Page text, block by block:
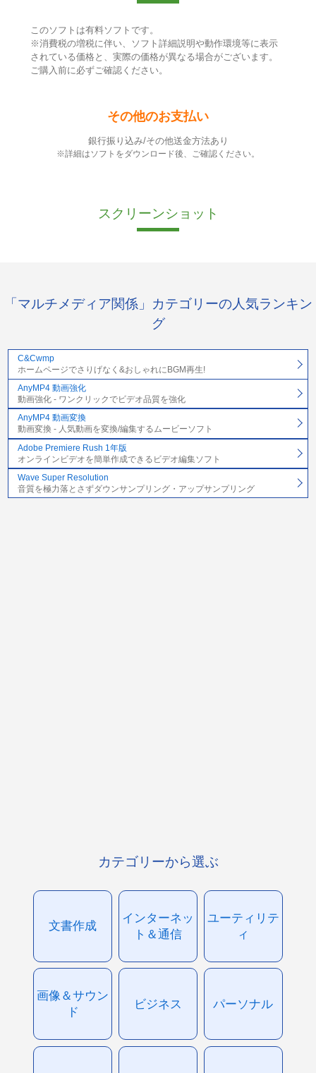
このソフトは有料ソフトです。
※消費税の増税に伴い、ソフト詳細説明や動作環境等に表示
されている価格と、実際の価格が異なる場合がございます。
ご購入前に必ずご確認ください。
その他のお支払い
銀行振り込み/その他送金方法あり
※詳細はソフトをダウンロード後、ご確認ください。
スクリーンショット
「マルチメディア関係」カテゴリーの人気ランキン
グ
C&Cwmp
ホームページでさりげなく&おしゃれにBGM再生!
AnyMP4 動画強化
動画強化 - ワンクリックでビデオ品質を強化
AnyMP4 動画変換
動画変換 - 人気動画を変換/編集するムービーソフト
Adobe Premiere Rush 1年版
オンラインビデオを簡単作成できるビデオ編集ソフト
Wave Super Resolution
音質を極力落とさずダウンサンプリング・アップサンプリング
カテゴリーから選ぶ
文書作成
インターネッ
ト＆通信
ユーティリテ
ィ
画像＆サウン
ド
ビジネス パーソナル